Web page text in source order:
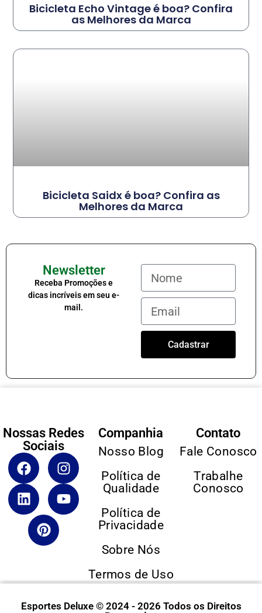
Bicicleta Echo Vintage é boa? Confira
as Melhores da Marca
Bicicleta Saidx é boa? Confira as
Melhores da Marca
Newsletter
Receba Promoções e
dicas incríveis em seu e-
mail.
Cadastrar
Nossas Redes
Sociais
Companhia
Nosso Blog
Política de
Qualidade
Política de
Privacidade
Sobre Nós
Termos de Uso
Contato
Fale Conosco
Trabalhe
Conosco
Esportes Deluxe © 2024 - 2026 Todos os Direitos